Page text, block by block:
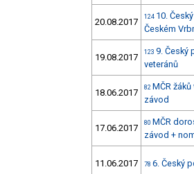
20.08.2017 124 10.
Českém
19.08.2017 123 9. Český
veteránů
18.06.2017 82 MČR
závod
17.06.2017 80 MČR
závod +
11.06.2017 78 6. Český